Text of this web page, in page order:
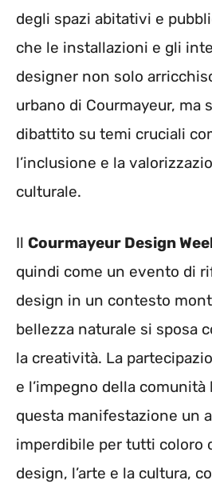
degli spazi abitativi e
che le installazioni e gli
designer non solo
urbano di Courmayeur, ma
dibattito su temi cruciali
l’inclusione e la
culturale.
Il Courmayeur Design
quindi come un evento di
design in un contesto
bellezza naturale si sposa
la creatività. La
e l’impegno della
questa manifestazione un
imperdibile per tutti coloro
design, l’arte e la cultura,